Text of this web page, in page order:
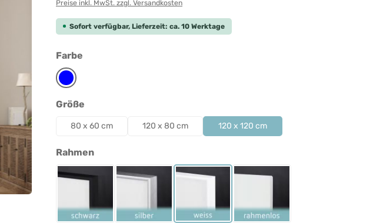
Preise inkl. MwSt. zzgl. Versandkosten
Sofort verfügbar, Lieferzeit: ca. 10 Werktage
Farbe
Blau
Größe
80 x 60 cm 120 x 80 cm 120 x 120 cm
Rahmenauswählen